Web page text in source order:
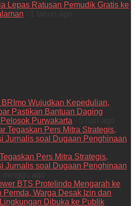
Lepas Ratusan Pemudik Gratis ke
Wujudkan Kepedulian,
Pastikan Bantuan Daging
Purwakarta
Pers Mitra Strategis,
Jurnalis soal Dugaan Penghinaan